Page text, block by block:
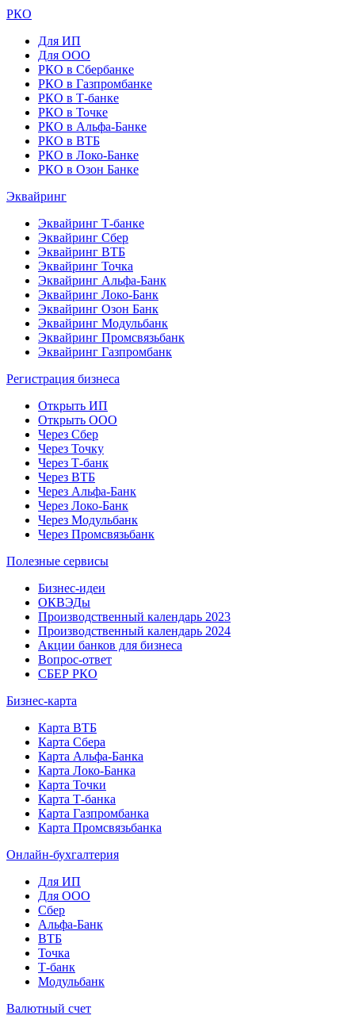
РКО
Для ИП
Для ООО
РКО в Сбербанке
РКО в Газпромбанке
РКО в Т-банке
РКО в Точке
РКО в Альфа-Банке
РКО в ВТБ
РКО в Локо-Банке
РКО в Озон Банке
Эквайринг
Эквайринг Т-банке
Эквайринг Сбер
Эквайринг ВТБ
Эквайринг Точка
Эквайринг Альфа-Банк
Эквайринг Локо-Банк
Эквайринг Озон Банк
Эквайринг Модульбанк
Эквайринг Промсвязьбанк
Эквайринг Газпромбанк
Регистрация бизнеса
Открыть ИП
Открыть ООО
Через Сбер
Через Точку
Через Т-банк
Через ВТБ
Через Альфа-Банк
Через Локо-Банк
Через Модульбанк
Через Промсвязьбанк
Полезные сервисы
Бизнес-идеи
ОКВЭДы
Производственный календарь 2023
Производственный календарь 2024
Акции банков для бизнеса
Вопрос-ответ
СБЕР РКО
Бизнес-карта
Карта ВТБ
Карта Сбера
Карта Альфа-Банка
Карта Локо-Банка
Карта Точки
Карта Т-банка
Карта Газпромбанка
Карта Промсвязьбанка
Онлайн-бухгалтерия
Для ИП
Для ООО
Сбер
Альфа-Банк
ВТБ
Точка
Т-банк
Модульбанк
Валютный счет